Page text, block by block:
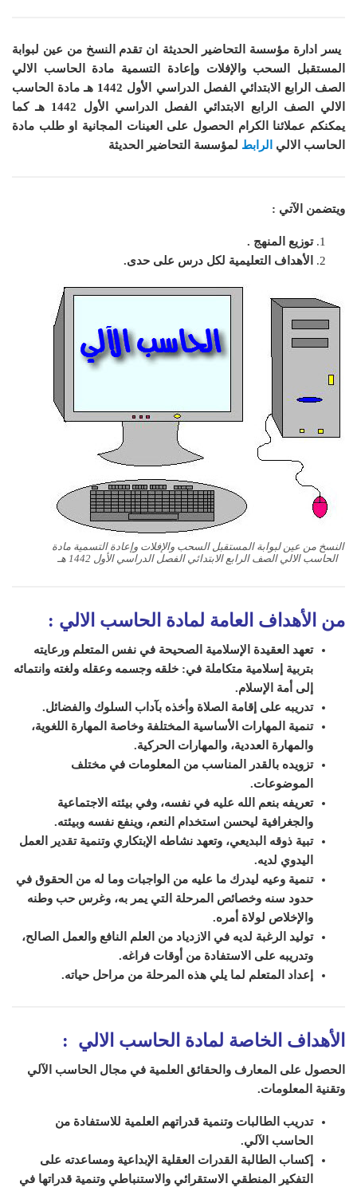
يسر ادارة مؤسسة التحاضير الحديثة ان تقدم النسخ من عين لبوابة
المستقبل السحب والإفلات وإعادة التسمية مادة الحاسب الالي
الصف الرابع الابتدائي الفصل الدراسي الأول 1442 هـ مادة الحاسب
الالي الصف الرابع الابتدائي الفصل الدراسي الأول 1442 هـ
كما
يمكنكم عملائنا الكرام الحصول على العينات المجانية او طلب مادة
الحاسب الالي
الرابط لمؤسسة التحاضير الحديثة
ويتضمن الآتي :
توزيع المنهج .
الأهداف التعليمية لكل درس على حدى.
النسخ من عين لبوابة المستقبل السحب والإفلات وإعادة التسمية مادة
الحاسب الالي الصف الرابع الابتدائي الفصل الدراسي الأول 1442 هـ
من الأهداف العامة لمادة الحاسب الالي :
تعهد العقيدة الإسلامية الصحيحة في نفس المتعلم ورعايته
بتربية إسلامية متكاملة في: خلقه وجسمه وعقله ولغته وانتمائه
إلى أمة الإسلام.
تدريبه على إقامة الصلاة وأخذه بآداب السلوك والفضائل.
تنمية المهارات الأساسية المختلفة وخاصة المهارة اللغوية،
والمهارة العددية، والمهارات الحركية.
تزويده بالقدر المناسب من المعلومات في مختلف
الموضوعات.
تعريفه بنعم الله عليه في نفسه، وفي بيئته الاجتماعية
والجغرافية ليحسن استخدام النعم، وينفع نفسه وبيئته.
تبية ذوقه البديعي، وتعهد نشاطه الإبتكاري وتنمية تقدير العمل
اليدوي لديه.
تنمية وعيه ليدرك ما عليه من الواجبات وما له من الحقوق في
حدود سنه وخصائص المرحلة التي يمر به، وغرس حب وطنه
والإخلاص لولاة أمره.
توليد الرغبة لديه في الازدياد من العلم النافع والعمل الصالح،
وتدريبه على الاستفادة من أوقات فراغه.
إعداد المتعلم لما يلي هذه المرحلة من مراحل حياته.
الأهداف الخاصة لمادة الحاسب الالي :
الحصول على المعارف والحقائق العلمية في مجال الحاسب الآلي
وتقنية المعلومات.
تدريب الطالبات وتنمية قدراتهم العلمية للاستفادة من
الحاسب الآلي.
إكساب الطالبة القدرات العقلية الإبداعية ومساعدته على
التفكير المنطقي الاستقرائي والاستنباطي وتنمية قدراتها في